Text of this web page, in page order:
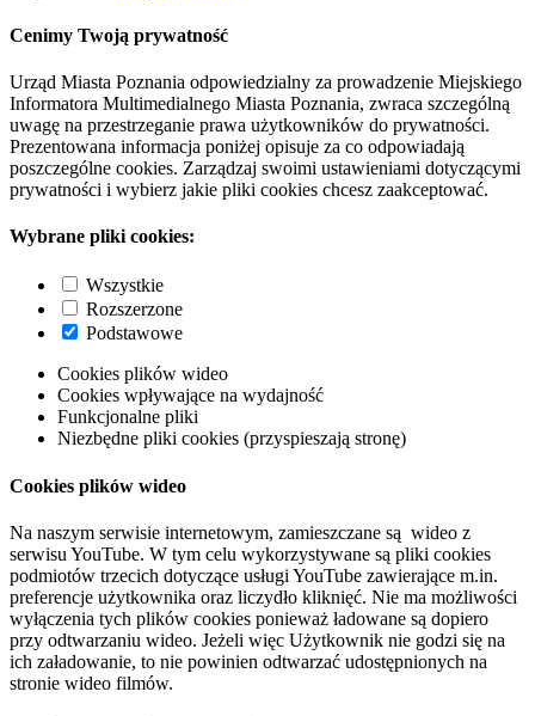
Cenimy Twoją prywatność
Urząd Miasta Poznania odpowiedzialny za prowadzenie Miejskiego
Informatora Multimedialnego Miasta Poznania, zwraca szczególną
uwagę na przestrzeganie prawa użytkowników do prywatności.
Prezentowana informacja poniżej opisuje za co odpowiadają
poszczególne cookies. Zarządzaj swoimi ustawieniami dotyczącymi
prywatności i wybierz jakie pliki cookies chcesz zaakceptować.
Wybrane pliki cookies:
Wszystkie
Rozszerzone
Podstawowe
Cookies plików wideo
Cookies wpływające na wydajność
Funkcjonalne pliki
Niezbędne pliki cookies (przyspieszają stronę)
Cookies plików wideo
Na naszym serwisie internetowym, zamieszczane są wideo z
serwisu YouTube. W tym celu wykorzystywane są pliki cookies
podmiotów trzecich dotyczące usługi YouTube zawierające m.in.
preferencje użytkownika oraz liczydło kliknięć. Nie ma możliwości
wyłączenia tych plików cookies ponieważ ładowane są dopiero
przy odtwarzaniu wideo. Jeżeli więc Użytkownik nie godzi się na
ich załadowanie, to nie powinien odtwarzać udostępnionych na
stronie wideo filmów.